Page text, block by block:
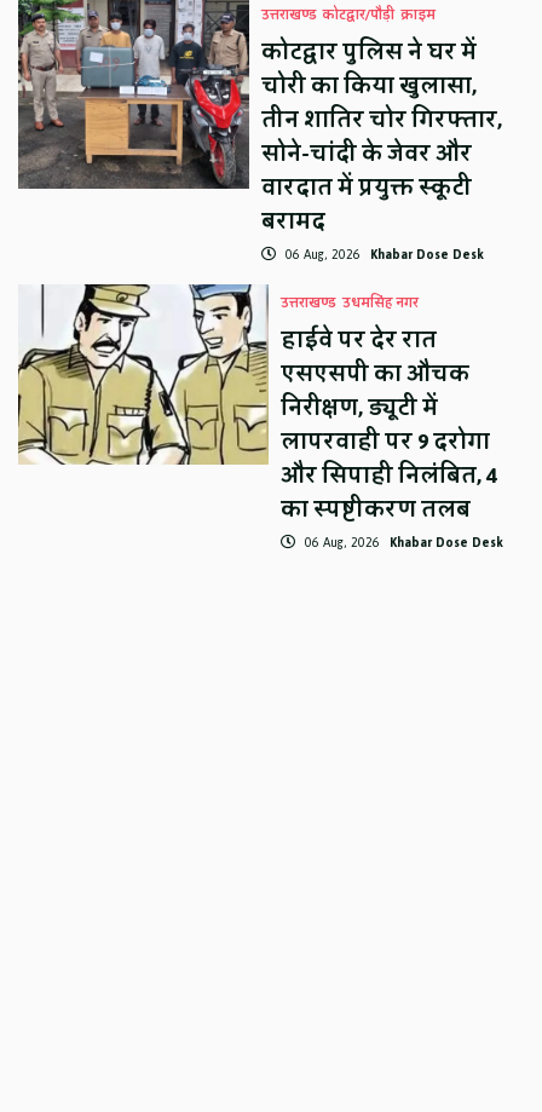
उत्तराखण्ड कोटद्वार/पौड़ी क्राइम
कोटद्वार पुलिस ने घर में
चोरी का किया खुलासा,
तीन शातिर चोर गिरफ्तार,
सोने-चांदी के जेवर और
वारदात में प्रयुक्त स्कूटी
बरामद
06 Aug, 2026 Khabar Dose Desk
उत्तराखण्ड उधमसिंह नगर
हाईवे पर देर रात
एसएसपी का औचक
निरीक्षण, ड्यूटी में
लापरवाही पर 9 दरोगा
और सिपाही निलंबित, 4
का स्पष्टीकरण तलब
06 Aug, 2026 Khabar Dose Desk